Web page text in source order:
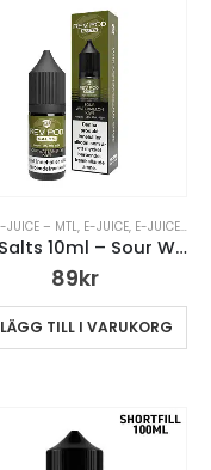
, E-JUICE UTAN NIKOTIN,
JUICE – MTL, E-JUICE, E-JUICE – MTL
Rev Salts 10ml – Sour Watermelon Kiwi
89kr
LÄGG TILL I VARUKORG